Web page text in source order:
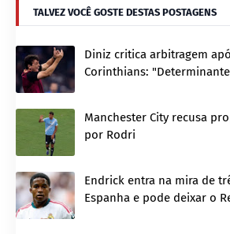
TALVEZ VOCÊ GOSTE DESTAS POSTAGENS
Diniz critica arbitragem
Corinthians:
Manchester City recusa
por Rodri
Endrick entra na mira de
Espanha e pode deixar o